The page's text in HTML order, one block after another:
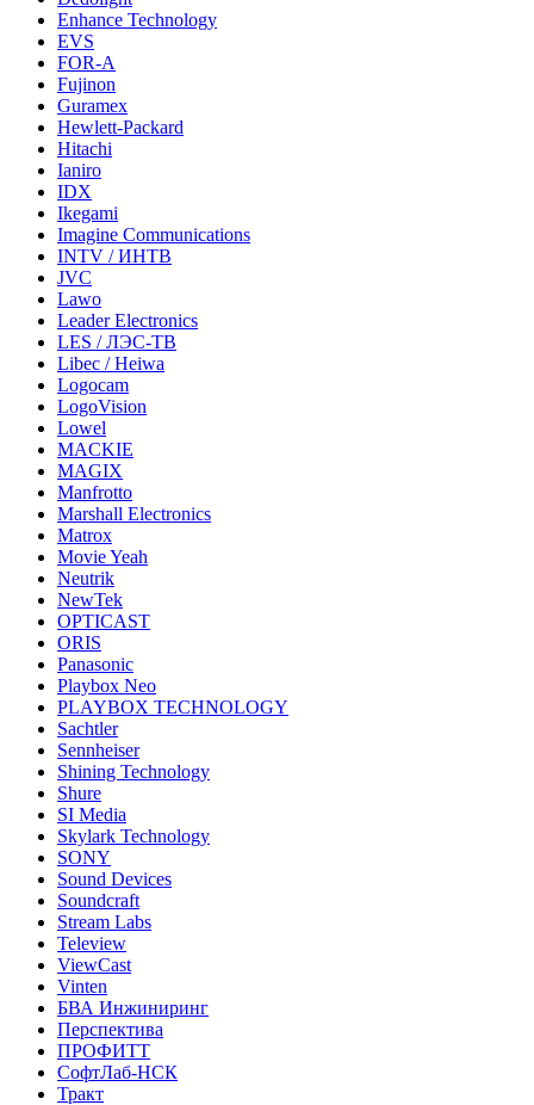
Enhance Technology
EVS
FOR-A
Fujinon
Guramex
Hewlett-Packard
Hitachi
Ianiro
IDX
Ikegami
Imagine Communications
INTV / ИНТВ
JVC
Lawo
Leader Electronics
LES / ЛЭС-ТВ
Libec / Heiwa
Logocam
LogoVision
Lowel
MACKIE
MAGIX
Manfrotto
Marshall Electronics
Matrox
Movie Yeah
Neutrik
NewTek
OPTICAST
ORIS
Panasonic
Playbox Neo
PLAYBOX TECHNOLOGY
Sachtler
Sennheiser
Shining Technology
Shure
SI Media
Skylark Technology
SONY
Sound Devices
Soundcraft
Stream Labs
Teleview
ViewCast
Vinten
БВА Инжиниринг
Перспектива
ПРОФИТТ
СофтЛаб-НСК
Тракт